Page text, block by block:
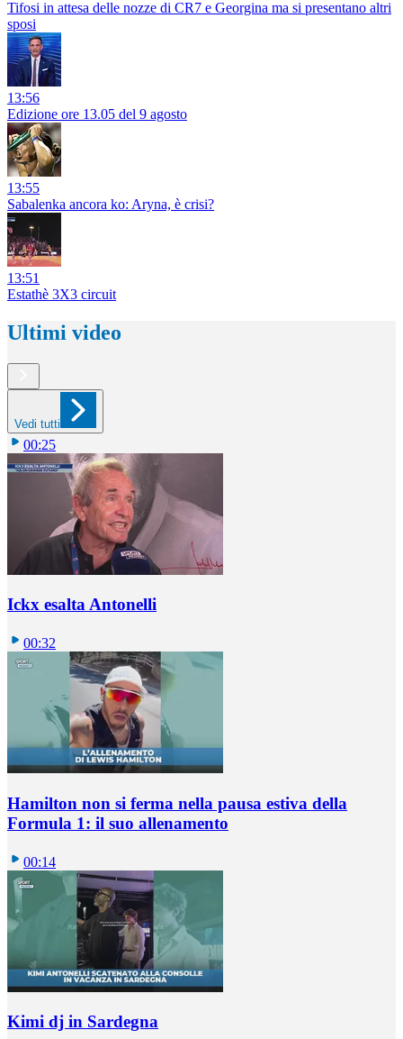
Tifosi in attesa delle nozze di CR7 e Georgina ma si presentano altri
sposi
13:56
Edizione ore 13.05 del 9 agosto
13:55
Sabalenka ancora ko: Aryna, è crisi?
13:51
Estathè 3X3 circuit
Ultimi video
Vedi tutti
00:25
Ickx esalta Antonelli
00:32
Hamilton non si ferma nella pausa estiva della
Formula 1: il suo allenamento
00:14
Kimi dj in Sardegna